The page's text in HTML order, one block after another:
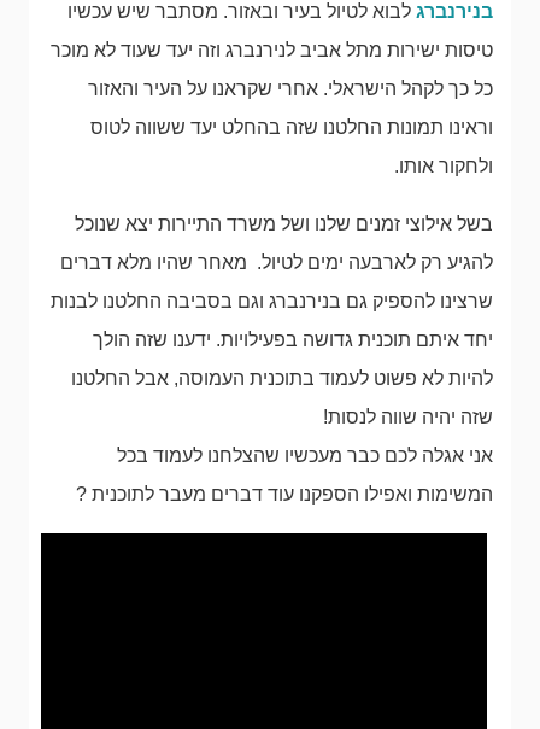
בנירנברג לבוא לטיול בעיר ובאזור. מסתבר שיש עכשיו
טיסות ישירות מתל אביב לנירנברג וזה יעד שעוד לא מוכר
כל כך לקהל הישראלי. אחרי שקראנו על העיר והאזור
וראינו תמונות החלטנו שזה בהחלט יעד ששווה לטוס
ולחקור אותו.
בשל אילוצי זמנים שלנו ושל משרד התיירות יצא שנוכל
להגיע רק לארבעה ימים לטיול. מאחר שהיו מלא דברים
שרצינו להספיק גם בנירנברג וגם בסביבה החלטנו לבנות
יחד איתם תוכנית גדושה בפעילויות. ידענו שזה הולך
להיות לא פשוט לעמוד בתוכנית העמוסה, אבל החלטנו
שזה יהיה שווה לנסות!
אני אגלה לכם כבר מעכשיו שהצלחנו לעמוד בכל
המשימות ואפילו הספקנו עוד דברים מעבר לתוכנית ?